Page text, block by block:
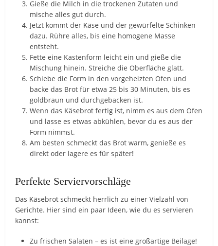
Gieße die Milch in die trockenen Zutaten und
mische alles gut durch.
Jetzt kommt der Käse und der gewürfelte Schinken
dazu. Rühre alles, bis eine homogene Masse
entsteht.
Fette eine Kastenform leicht ein und gieße die
Mischung hinein. Streiche die Oberfläche glatt.
Schiebe die Form in den vorgeheizten Ofen und
backe das Brot für etwa 25 bis 30 Minuten, bis es
goldbraun und durchgebacken ist.
Wenn das Käsebrot fertig ist, nimm es aus dem Ofen
und lasse es etwas abkühlen, bevor du es aus der
Form nimmst.
Am besten schmeckt das Brot warm, genieße es
direkt oder lagere es für später!
Perfekte Serviervorschläge
Das Käsebrot schmeckt herrlich zu einer Vielzahl von
Gerichte. Hier sind ein paar Ideen, wie du es servieren
kannst:
Zu frischen Salaten – es ist eine großartige Beilage!